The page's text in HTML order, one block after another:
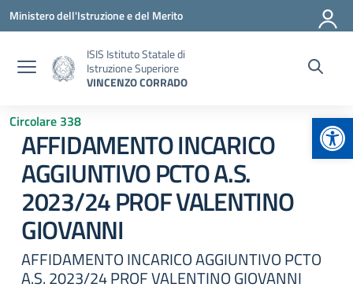
Vai ai contenuti
Vai al menu di navigazione
Vai al footer
Ministero dell'Istruzione e del Merito
ISIS Istituto Statale di
Istruzione Superiore
VINCENZO CORRADO
Circolare 338
AFFIDAMENTO INCARICO
AGGIUNTIVO PCTO A.S.
2023/24 PROF VALENTINO
GIOVANNI
AFFIDAMENTO INCARICO AGGIUNTIVO PCTO
A.S. 2023/24 PROF VALENTINO GIOVANNI